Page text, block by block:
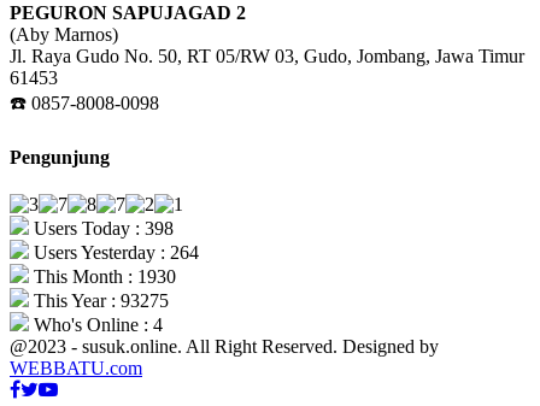
PEGURON SAPUJAGAD 2
(Aby Marnos)
Jl. Raya Gudo No. 50, RT 05/RW 03, Gudo, Jombang, Jawa Timur
61453
☎️ 0857-8008-0098
Pengunjung
Users Today : 398
Users Yesterday : 264
This Month : 1930
This Year : 93275
Who's Online : 4
@2023 - susuk.online. All Right Reserved. Designed by
WEBBATU.com
Facebook
Twitter
Youtube